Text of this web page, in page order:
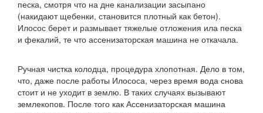
песка, смотря что на дне канализации засыпано
(накидают щебенки, становится плотный как бетон).
Илосос берет и размывает тяжелые отложения ила песка
и фекалий, те что ассенизаторская машина не откачала.
Ручная чистка колодца, процедура хлопотная. Дело в том,
что, даже после работы Илососа, через время вода снова
стоит и не уходит в землю. В таких случаях вызывают
землекопов. После того как Ассенизаторская машина